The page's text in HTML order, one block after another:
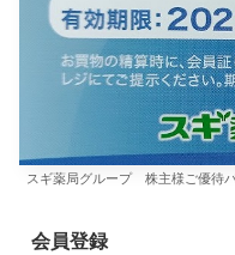
スギ薬局グループ 株主様ご優待
会員登録